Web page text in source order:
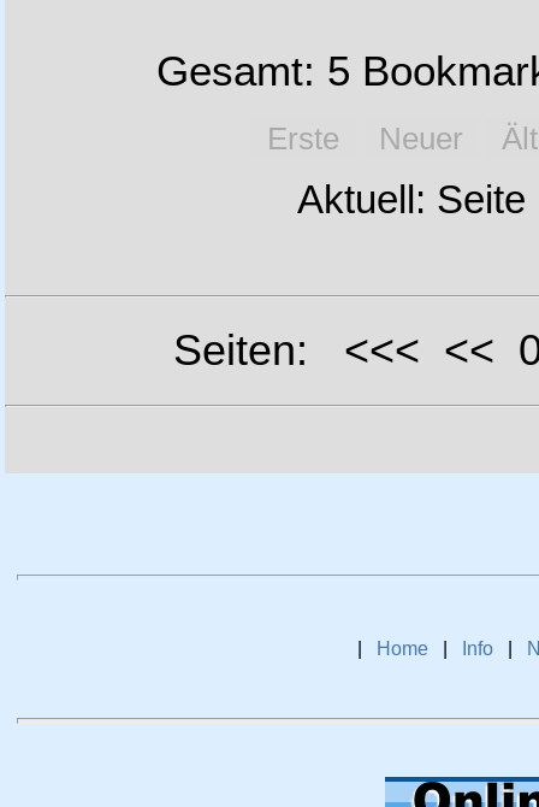
Gesamt: 5
Erste Neuer
Aktuell: Seite
Seiten: <<< <<
Home Info